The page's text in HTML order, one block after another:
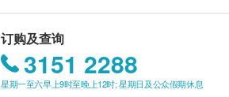
订购及查询
3151 2288
星期一至六早上9时至晚上12时; 星期日及公众假期休息